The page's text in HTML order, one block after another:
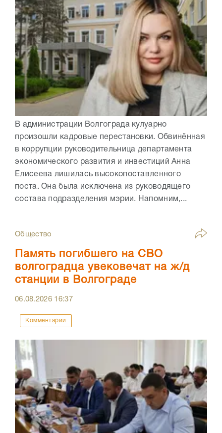
В администрации Волгограда кулуарно
произошли кадровые перестановки. Обвинённая
в коррупции руководительница департамента
экономического развития и инвестиций Анна
Елисеева лишилась высокопоставленного
поста. Она была исключена из руководящего
состава подразделения мэрии. Напомним,...
Общество
Память погибшего на СВО
волгоградца увековечат на ж/д
станции в Волгограде
06.08.2026 16:37
Комментарии